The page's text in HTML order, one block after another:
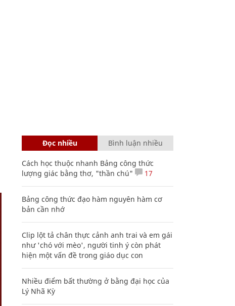
Đọc nhiều Bình luận nhiều
Cách học thuộc nhanh Bảng công thức
lượng giác bằng thơ, "thần chú"
17
Bảng công thức đạo hàm nguyên hàm cơ
bản cần nhớ
Clip lột tả chân thực cảnh anh trai và em gái
như 'chó với mèo', người tinh ý còn phát
hiện một vấn đề trong giáo dục con
Nhiều điểm bất thường ở bằng đại học của
Lý Nhã Kỳ